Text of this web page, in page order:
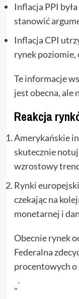
Inflacja PPI
stanowić
Inflacja CPI
rynek poziomie,
Te informacje
jest obecna, ale
Reakcja
Amerykańskie
skutecznie
wzrostowy
Rynki
czekając na
monetarnej i
Obecnie rynek
Federalna
procentowych
„`